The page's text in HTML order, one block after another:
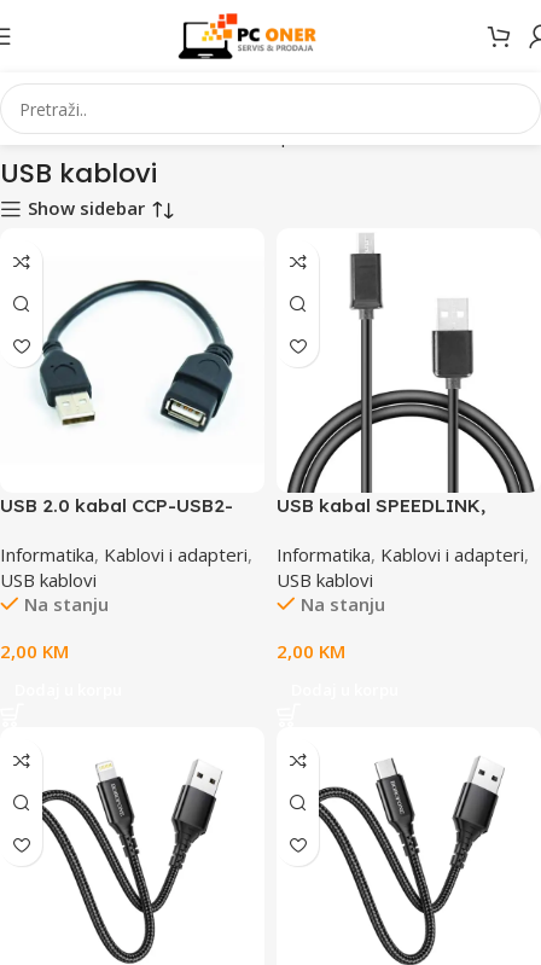
Početna Informatika Kablovi i adapteri USB kablovi Stranica 2
USB kablovi
Show sidebar
USB 2.0 kabal CCP-USB2-
BLACK ext cable
Informatika, Kablovi i adapteri,
USB kablovi
Na stanju
2,00 KM
USB kabal SPEEDLINK,
170205-BK
Informatika, Kablovi i adapteri,
USB kablovi
Na stanju
2,00 KM